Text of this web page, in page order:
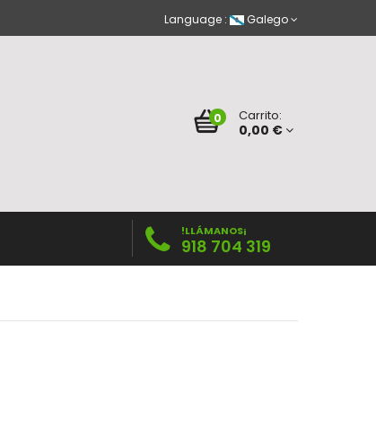
Language : Galego
0 Carrito:
0,00 €
!LLÁMANOS¡
918 704 319